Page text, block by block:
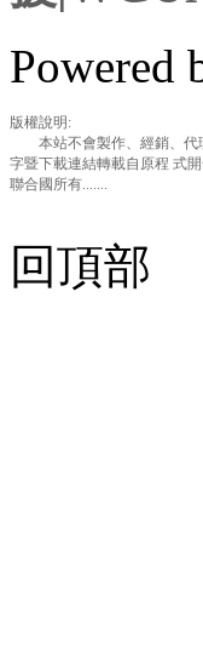
Powered
版權說明:
本站不會製作、經銷、代理
字暨下載連結轉載自原程 式
聯合國所有.......
回頂部